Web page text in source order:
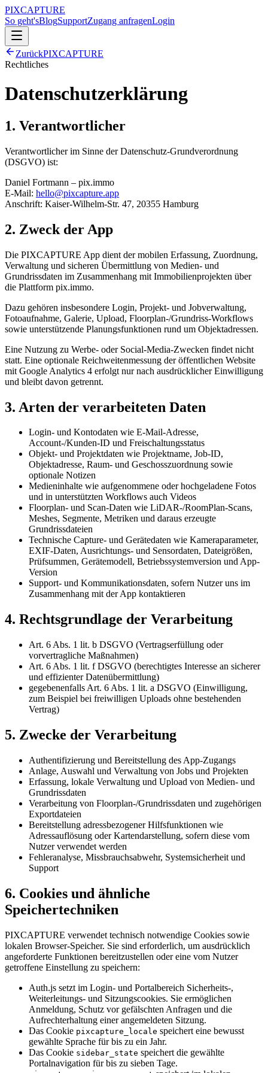
PIXCAPTURE
So geht'sBlogSupportZugang anfragenLogin
ZurückPIXCAPTURE
Rechtliches
Datenschutzerklärung
1. Verantwortlicher
Verantwortlicher im Sinne der Datenschutz-Grundverordnung
(DSGVO) ist:
Daniel Fortmann – pix.immo
E-Mail: hello@pixcapture.app
Anschrift: Kaiser-Wilhelm-Str. 47, 20355 Hamburg
2. Zweck der App
Die PIXCAPTURE App dient der mobilen Erfassung, Zuordnung,
Verwaltung und sicheren Übermittlung von Medien- und
Grundrissdaten im Zusammenhang mit Immobilienprojekten über
die Plattform pix.immo.
Dazu gehören insbesondere Login, Projekt- und Jobverwaltung,
Fotoaufnahme, Galerie, Upload, Floorplan-/Grundriss-Workflows
sowie unterstützende Planungsfunktionen rund um Objektadressen.
Eine Nutzung zu Werbe- oder Social-Media-Zwecken findet nicht
statt. Eine optionale Reichweitenmessung der öffentlichen Website
mit Google Analytics 4 erfolgt nur nach ausdrücklicher Einwilligung
und bleibt davon getrennt.
3. Arten der verarbeiteten Daten
Login- und Kontodaten wie E-Mail-Adresse,
Account-/Kunden-ID und Freischaltungsstatus
Objekt- und Projektdaten wie Projektname, Job-ID,
Objektadresse, Raum- und Geschosszuordnung sowie
optionale Notizen
Medieninhalte wie aufgenommene oder hochgeladene Fotos
und in unterstützten Workflows auch Videos
Floorplan- und Scan-Daten wie LiDAR-/RoomPlan-Scans,
Meshes, Segmente, Metriken und daraus erzeugte
Grundrissdateien
Technische Capture- und Gerätedaten wie Kameraparameter,
EXIF-Daten, Ausrichtungs- und Sensordaten, Dateigrößen,
Prüfsummen, Gerätemodell, Betriebssystemversion und App-
Version
Support- und Kommunikationsdaten, sofern Nutzer uns im
Zusammenhang mit der App kontaktieren
4. Rechtsgrundlage der Verarbeitung
Art. 6 Abs. 1 lit. b DSGVO (Vertragserfüllung oder
vorvertragliche Maßnahmen)
Art. 6 Abs. 1 lit. f DSGVO (berechtigtes Interesse an sicherer
und effizienter Datenübermittlung)
gegebenenfalls Art. 6 Abs. 1 lit. a DSGVO (Einwilligung,
zum Beispiel bei freiwilligen Uploads ohne bestehenden
Vertrag)
5. Zwecke der Verarbeitung
Authentifizierung und Bereitstellung des App-Zugangs
Anlage, Auswahl und Verwaltung von Jobs und Projekten
Erfassung, lokale Verwaltung und Upload von Medien- und
Grundrissdaten
Verarbeitung von Floorplan-/Grundrissdaten und zugehörigen
Exportdateien
Bereitstellung adressbezogener Hilfsfunktionen wie
Adressauflösung oder Kartendarstellung, sofern diese vom
Nutzer verwendet werden
Fehleranalyse, Missbrauchsabwehr, Systemsicherheit und
Support
6. Cookies und ähnliche
Speichertechniken
PIXCAPTURE verwendet technisch notwendige Cookies sowie
lokalen Browser-Speicher. Sie sind erforderlich, um ausdrücklich
angeforderte Funktionen bereitzustellen oder eine vom Nutzer
getroffene Einstellung zu speichern:
Auth.js setzt im Login- und Portalbereich Sicherheits-,
Weiterleitungs- und Sitzungscookies. Sie ermöglichen
Anmeldung, Schutz vor gefälschten Anfragen und die
Aufrechterhaltung einer angemeldeten Sitzung.
Das Cookie pixcapture_locale speichert eine bewusst
gewählte Sprache für bis zu ein Jahr.
Das Cookie sidebar_state speichert die gewählte
Portalnavigation für bis zu sieben Tage.